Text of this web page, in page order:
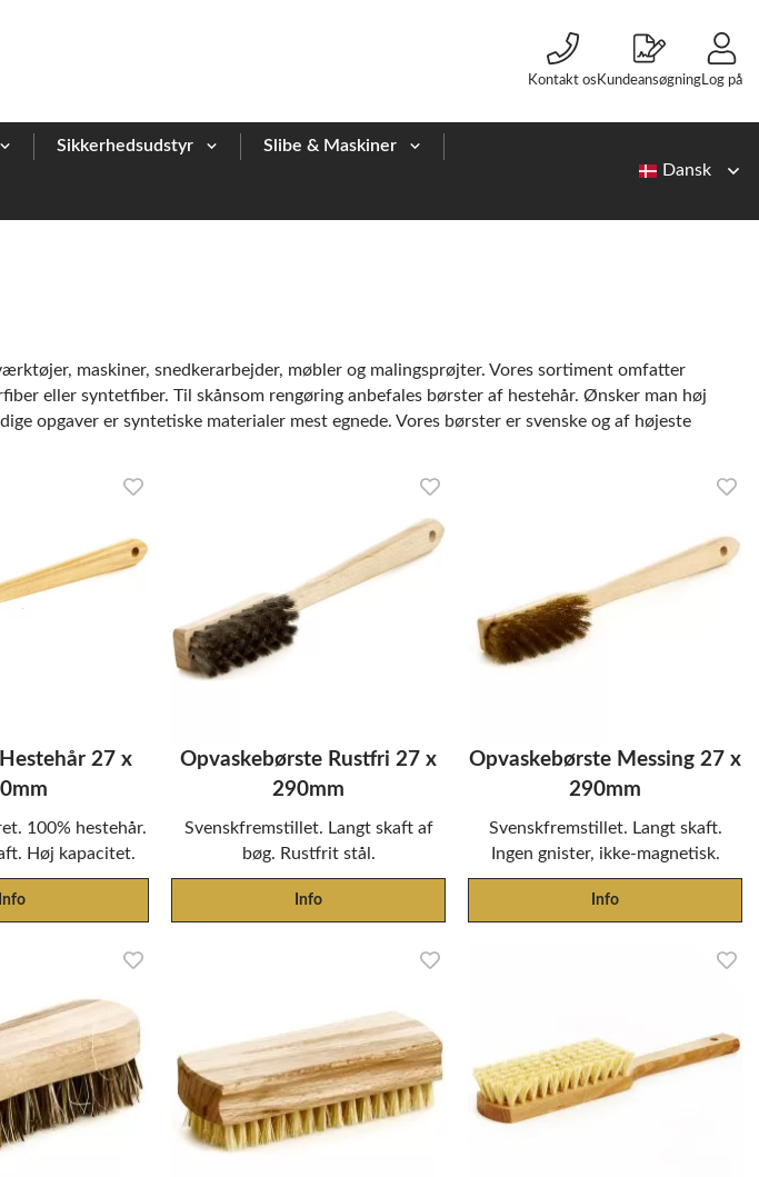
Kontakt os Kundeansøgning Log på
Sikkerhedsudstyr Slibe & Maskiner
maskiner, snedkerarbejder, møbler og malingsprøjter. Vores sortiment omfatter
eller syntetfiber. Til skånsom rengøring anbefales børster af hestehår. Ønsker man høj
opgaver er syntetiske materialer mest egnede. Vores børster er svenske og af højeste
27 x
100% hestehår.
Høj kapacitet.
Info
Opvaskebørste Rustfri 27 x
290mm
Svenskfremstillet. Langt skaft af
bøg. Rustfrit stål.
Info
Opvaskebørste Messing 27 x
290mm
Svenskfremstillet. Langt skaft.
Ingen gnister, ikke-magnetisk.
Info